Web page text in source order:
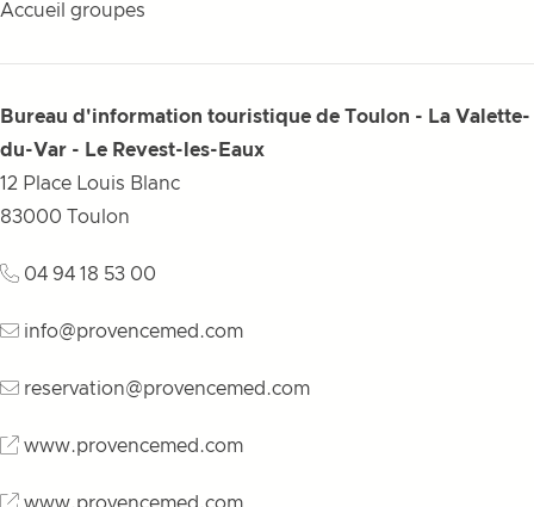
Accueil groupes
Bureau d'information touristique de Toulon - La Valette-
du-Var - Le Revest-les-Eaux
12 Place Louis Blanc
83000 Toulon
04 94 18 53 00
info@provencemed.com
reservation@provencemed.com
www.provencemed.com